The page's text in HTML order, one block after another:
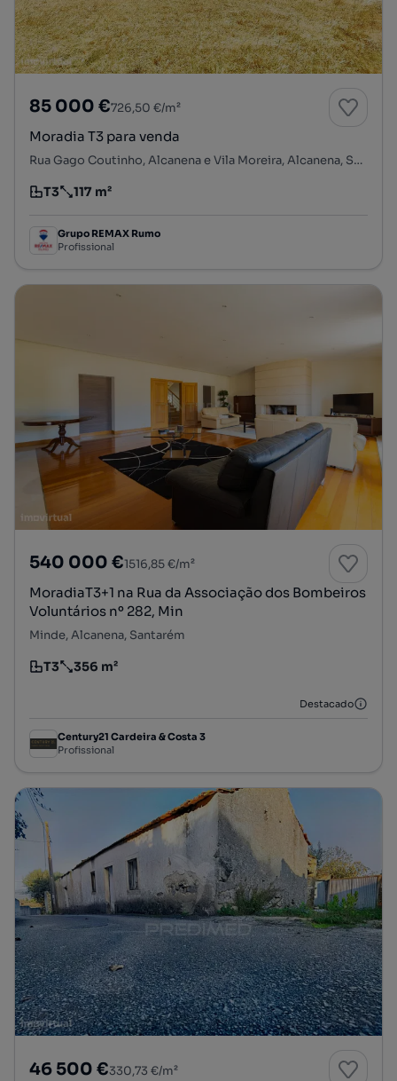
85 000 €726,50 €/m²
Moradia T3 para venda
Rua Gago Coutinho, Alcanena e Vila Moreira, Alcanena, Santarém
Tipologia
T3
Preço por metro quadrado
117 m²
Grupo REMAX Rumo
Profissional
540 000 €1516,85 €/m²
MoradiaT3+1 na Rua da Associação dos Bombeiros
Voluntários nº 282, Min
Minde, Alcanena, Santarém
Tipologia
T3
Preço por metro quadrado
356 m²
Destacado
Century21 Cardeira & Costa 3
Profissional
46 500 €330,73 €/m²